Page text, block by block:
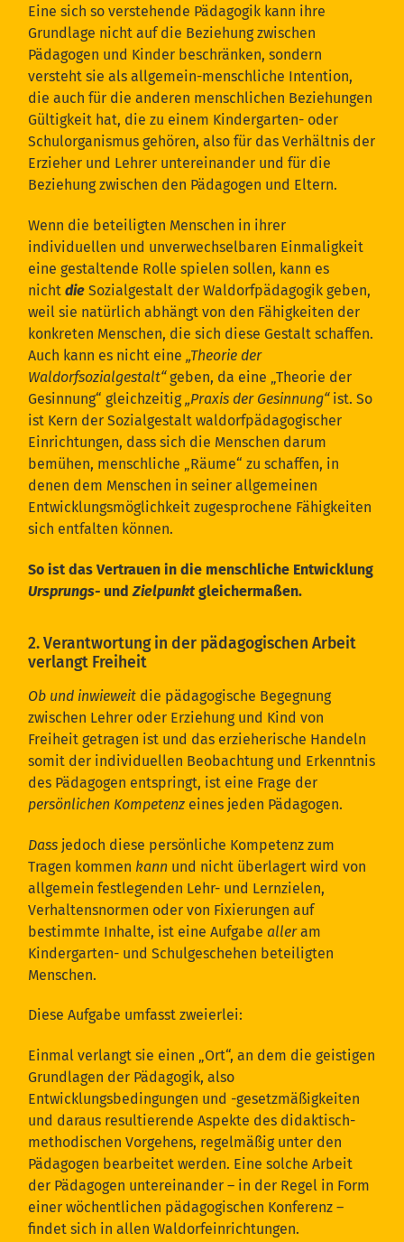
Eine sich so verstehende Pädagogik kann ihre
Grundlage nicht auf die Beziehung zwischen
Pädagogen und Kinder beschränken, sondern
versteht sie als allgemein-menschliche Intention,
die auch für die anderen menschlichen Beziehungen
Gültigkeit hat, die zu einem Kindergarten- oder
Schulorganismus gehören, also für das Verhältnis der
Erzieher und Lehrer untereinander und für die
Beziehung zwischen den Pädagogen und Eltern.
Wenn die beteiligten Menschen in ihrer
individuellen und unverwechselbaren Einmaligkeit
eine gestaltende Rolle spielen sollen, kann es
nichtdie Sozialgestalt der Waldorfpädagogik geben,
weil sie natürlich abhängt von den Fähigkeiten der
konkreten Menschen, die sich diese Gestalt schaffen.
Auch kann es nicht eine„Theorie der
Waldorfsozialgestalt“geben, da eine „Theorie der
Gesinnung“ gleichzeitig„Praxis der Gesinnung“ ist. So
ist Kern der Sozialgestalt waldorfpädagogischer
Einrichtungen, dass sich die Menschen darum
bemühen, menschliche „Räume“ zu schaffen, in
denen dem Menschen in seiner allgemeinen
Entwicklungsmöglichkeit zugesprochene Fähigkeiten
sich entfalten können.
So ist das Vertrauen in die menschliche Entwicklung
Ursprungs- undZielpunktgleichermaßen.
2. Verantwortung in der pädagogischen Arbeit
verlangt Freiheit
Ob und inwieweit die pädagogische Begegnung
zwischen Lehrer oder Erziehung und Kind von
Freiheit getragen ist und das erzieherische Handeln
somit der individuellen Beobachtung und Erkenntnis
des Pädagogen entspringt, ist eine Frage der
persönlichen Kompetenz eines jeden Pädagogen.
Dass jedoch diese persönliche Kompetenz zum
Tragen kommen kann und nicht überlagert wird von
allgemein festlegenden Lehr- und Lernzielen,
Verhaltensnormen oder von Fixierungen auf
bestimmte Inhalte, ist eine Aufgabealleram
Kindergarten- und Schulgeschehen beteiligten
Menschen.
Diese Aufgabe umfasst zweierlei:
Einmal verlangt sie einen „Ort“, an dem die geistigen
Grundlagen der Pädagogik, also
Entwicklungsbedingungen und -gesetzmäßigkeiten
und daraus resultierende Aspekte des didaktisch-
methodischen Vorgehens, regelmäßig unter den
Pädagogen bearbeitet werden. Eine solche Arbeit
der Pädagogen untereinander – in der Regel in Form
einer wöchentlichen pädagogischen Konferenz –
findet sich in allen Waldorfeinrichtungen.